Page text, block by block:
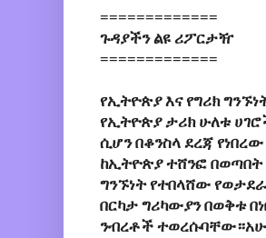
=============
ጉዳያችን ልዩ ሪፖርታዥ
=============
የኢትዮጵያ እና የግሪክ
የኢትዮጵያ ታሪክ ሁለቱ
ሲሆን በቆንስላ ደረጃ
ከኢትዮጵያ ተሸንፎ በወጣበት
ግንኙነት የተበላሸው
በርካታ ግሪካውያን በወቅቱ
ንብረቶች